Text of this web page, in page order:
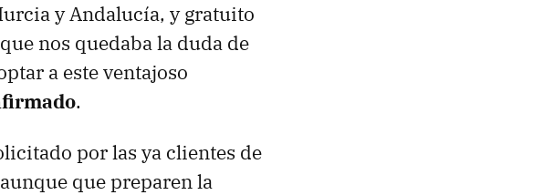
y Andalucía, y gratuito
nos quedaba la duda de
a este ventajoso
.
por las ya clientes de
que preparen la